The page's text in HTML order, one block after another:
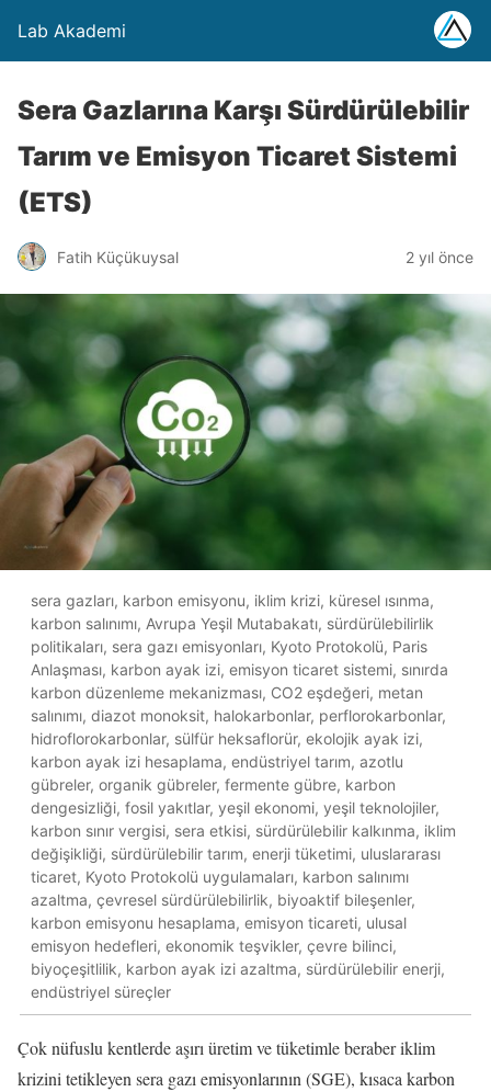
Lab Akademi
Sera Gazlarına Karşı Sürdürülebilir
Tarım ve Emisyon Ticaret Sistemi
(ETS)
Fatih Küçükuysal 2 yıl önce
sera gazları, karbon emisyonu, iklim krizi, küresel ısınma,
karbon salınımı, Avrupa Yeşil Mutabakatı, sürdürülebilirlik
politikaları, sera gazı emisyonları, Kyoto Protokolü, Paris
Anlaşması, karbon ayak izi, emisyon ticaret sistemi, sınırda
karbon düzenleme mekanizması, CO2 eşdeğeri, metan
salınımı, diazot monoksit, halokarbonlar, perflorokarbonlar,
hidroflorokarbonlar, sülfür heksaflorür, ekolojik ayak izi,
karbon ayak izi hesaplama, endüstriyel tarım, azotlu
gübreler, organik gübreler, fermente gübre, karbon
dengesizliği, fosil yakıtlar, yeşil ekonomi, yeşil teknolojiler,
karbon sınır vergisi, sera etkisi, sürdürülebilir kalkınma, iklim
değişikliği, sürdürülebilir tarım, enerji tüketimi, uluslararası
ticaret, Kyoto Protokolü uygulamaları, karbon salınımı
azaltma, çevresel sürdürülebilirlik, biyoaktif bileşenler,
karbon emisyonu hesaplama, emisyon ticareti, ulusal
emisyon hedefleri, ekonomik teşvikler, çevre bilinci,
biyoçeşitlilik, karbon ayak izi azaltma, sürdürülebilir enerji,
endüstriyel süreçler
Çok nüfuslu kentlerde aşırı üretim ve tüketimle beraber iklim
krizini tetikleyen sera gazı emisyonlarının (SGE), kısaca karbon